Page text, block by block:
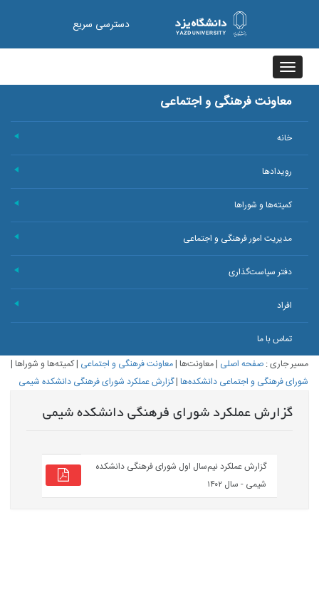
دسترسی سریع
Toggle
navigation
معاونت فرهنگی و اجتماعی
خانه
رویدادها
کمیته‌ها و شوراها
مدیریت امور فرهنگی و اجتماعی
دفتر سیاست‌گذاری
افراد
تماس با ما
مسیر جاری :صفحه اصلی |معاونت‌ها|معاونت فرهنگی و اجتماعی |کمیته‌ها و شوراها|
شورای فرهنگی و اجتماعی دانشکده‌ها|گزارش عملکرد شورای فرهنگی دانشکده شیمی
گزارش عملکرد شورای فرهنگی دانشکده شیمی
گزارش عملکرد نیم‌سال اول شورای فرهنگی دانشکده
شیمی - سال ۱۴۰۲